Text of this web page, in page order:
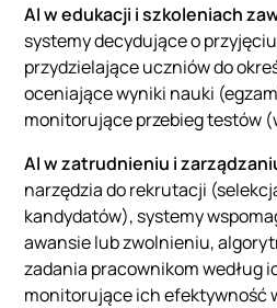
AI w edukacji i szkoleniach
systemy decydujące o
przydzielające uczniów do
oceniające wyniki nauki
monitorujące przebieg testów
AI w zatrudnieniu i
narzędzia do rekrutacji
kandydatów), systemy
awansie lub zwolnieniu,
zadania pracownikom według
monitorujące ich efektywność